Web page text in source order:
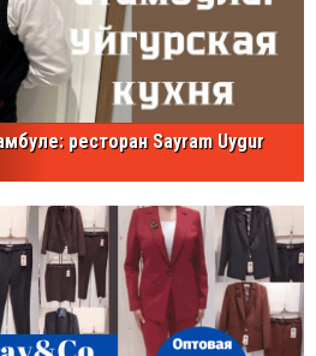
ресторан Sayram Uygur